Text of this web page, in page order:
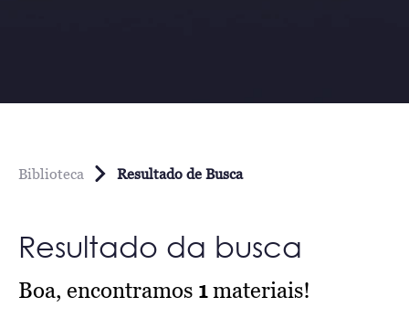
Biblioteca Resultado de Busca
Resultado da busca
Boa, encontramos 1materiais!